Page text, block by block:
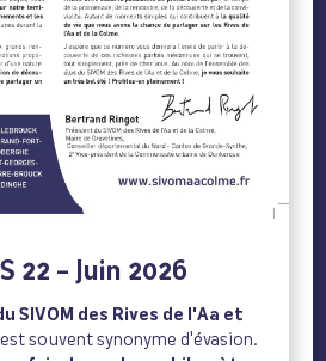
22 – Juin 2026
SIVOM des Rives de l'Aa et
souvent synonyme d'évasion.